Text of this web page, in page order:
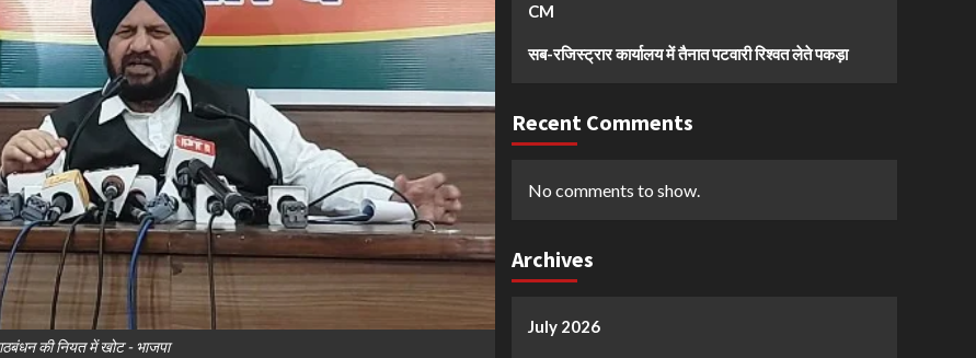
की नियत में खोट - भाजपा
CM
सब-रजिस्ट्रार कार्यालय में तैनात पटवारी रिश्वत लेते पकड़ा
Recent Comments
No comments to show.
Archives
July 2026